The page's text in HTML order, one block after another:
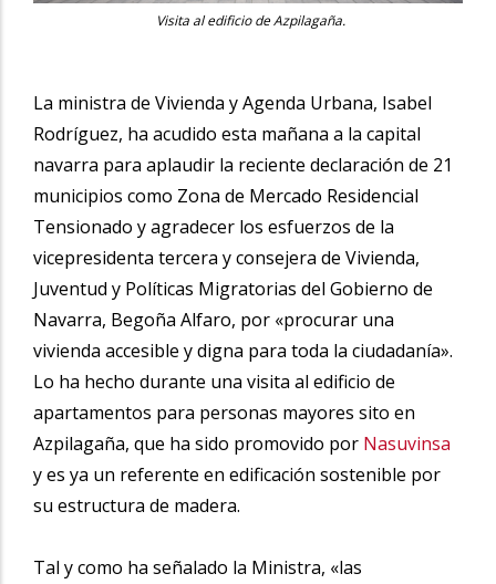
Visita al edificio de Azpilagaña.
La ministra de Vivienda y Agenda Urbana, Isabel
Rodríguez, ha acudido esta mañana a la capital
navarra para aplaudir la reciente declaración de 21
municipios como Zona de Mercado Residencial
Tensionado y agradecer los esfuerzos de la
vicepresidenta tercera y consejera de Vivienda,
Juventud y Políticas Migratorias del Gobierno de
Navarra, Begoña Alfaro, por «procurar una
vivienda accesible y digna para toda la ciudadanía».
Lo ha hecho durante una visita al edificio de
apartamentos para personas mayores sito en
Azpilagaña, que ha sido promovido por Nasuvinsa
y es ya un referente en edificación sostenible por
su estructura de madera.
Tal y como ha señalado la Ministra, «las